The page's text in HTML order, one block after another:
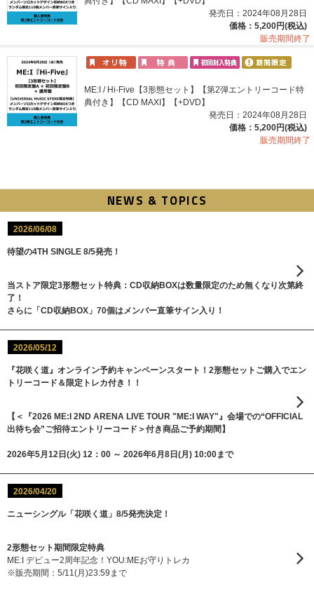
発売日：2024年08月28日
価格：5,200円(税込)
販売期間終了
ME:I / Hi-Five【3形態セット】【第2弾エントリーコード特
典付き】【CD MAXI】【+DVD】
発売日：2024年08月28日
価格：5,200円(税込)
販売期間終了
NEWS & TOPICS
2026/06/08
待望の4TH SINGLE 8/5発売！
当ストア限定3形態セット特典：CD収納BOXは数量限定のため無くなり次第終
了！
さらに「CD収納BOX」70個はメンバー直筆サイン入り！
2026/05/12
『花咲く道』オンライン予約キャンペーンスタート！2形態セットご購入でエン
トリーコード＆限定トレカ付き！！
【＜『2026 ME:I 2ND ARENA LIVE TOUR "ME:I WAY"』会場での“OFFICIAL
出待ち会”ご招待エントリーコード＞付き商品ご予約期間】
2026年5月12日(火) 12：00 ～ 2026年6月8日(月) 10:00まで
2026/04/20
ニューシングル「花咲く道」8/5発売決定！
2形態セット期間限定特典
ME:I デビュー2周年記念！YOU:MEお守りトレカ
※販売期間：5/11(月)23:59まで